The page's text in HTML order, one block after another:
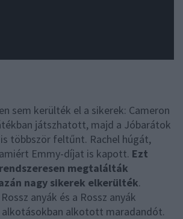
sem kerülték el a sikerek: Cameron
játszhatott, majd a Jóbarátok
többször feltűnt. Rachel húgát,
Emmy-díjat is kapott. Ezt
megtalálták
nagy sikerek elkerülték.
anyák és a Rossz anyák
alkotásokban alkotott maradandót.